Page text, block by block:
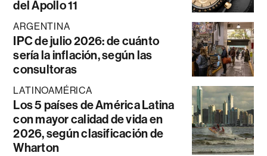
del Apollo 11
ARGENTINA
IPC de julio 2026: de cuánto
sería la inflación, según las
consultoras
LATINOAMÉRICA
Los 5 países de América Latina
con mayor calidad de vida en
2026, según clasificación de
Wharton